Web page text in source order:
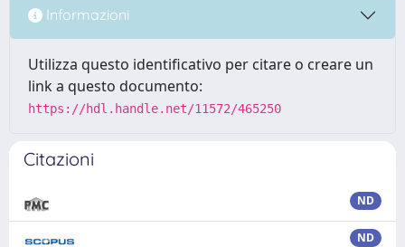
Informazioni
Utilizza questo identificativo per citare o creare un
link a questo documento:
https://hdl.handle.net/11572/465250
Citazioni
ND
ND